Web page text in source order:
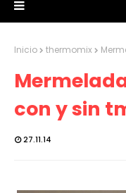
Inicio thermomix
con y sin
27.11.14